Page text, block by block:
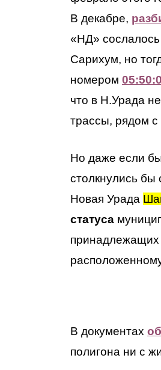
В декабре,
«НД»
Сарихум, но
номером
что в Н.Урада
трассы, рядом
Но даже если
столкнулись бы
Новая Урада
статуса
принадлежащих
В документах
полигона ни с